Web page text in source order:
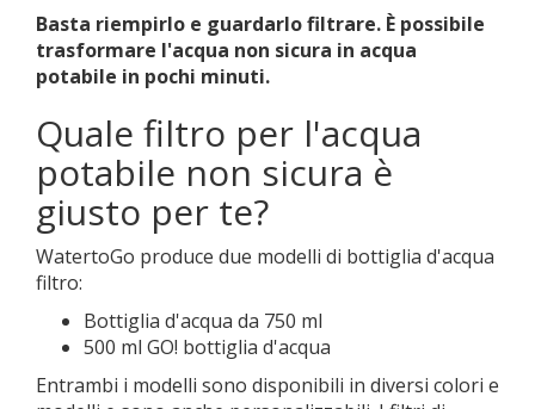
Basta riempirlo e guardarlo filtrare. È possibile
trasformare l'acqua non sicura in acqua
potabile in pochi minuti.
Quale filtro per l'acqua
potabile non sicura è
giusto per te?
WatertoGo produce due modelli di bottiglia d'acqua
filtro:
Bottiglia d'acqua da 750 ml
500 ml GO! bottiglia d'acqua
Entrambi i modelli sono disponibili in diversi colori e